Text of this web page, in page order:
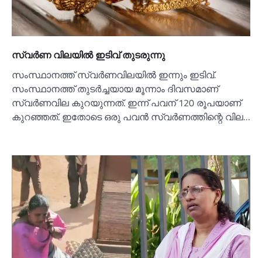
സ്വര്‍ണ വിലയില്‍ ഇടിവ് തുടരുന്നു
സംസ്ഥാനത്ത് സ്വര്‍ണവിലയില്‍ ഇന്നും ഇടിവ്.
സംസ്ഥാനത്ത് തുടർച്ചയായ മൂന്നാം ദിവസമാണ്
സ്വർണവില കുറയുന്നത്. ഇന്ന് പവന് 120 രൂപയാണ്
കുറഞ്ഞത്. ഇതോടെ ഒരു പവൻ സ്വർണത്തിന്റെ വില…